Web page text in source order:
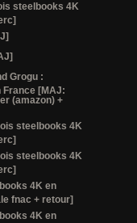
steelbooks 4K
Grogu :
France [MAJ:
(amazon) +
steelbooks 4K
steelbooks 4K
4K en
fnac + retour]
4K en